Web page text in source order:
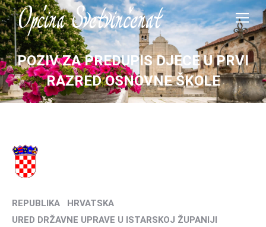
POZIV ZA PREDUPIS DJECE U PRVI
RAZRED OSNOVNE ŠKOLE
REPUBLIKA HRVATSKA
URED DRŽAVNE UPRAVE U ISTARSKOJ ŽUPANIJI